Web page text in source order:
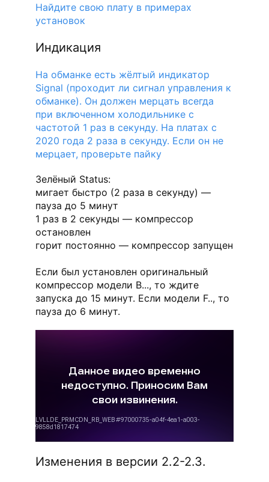
Найдите свою плату в примерах
установок
Индикация
На обманке есть жёлтый индикатор
Signal (проходит ли сигнал управления к
обманке). Он должен мерцать всегда
при включенном холодильнике с
частотой 1 раз в секунду. На платах с
2020 года 2 раза в секунду. Если он не
мерцает, проверьте пайку
Зелёный Status:
мигает быстро (2 раза в секунду) —
пауза до 5 минут
1 раз в 2 секунды — компрессор
остановлен
горит постоянно — компрессор запущен
Если был установлен оригинальный
компрессор модели B..., то ждите
запуска до 15 минут. Если модели F.., то
пауза до 6 минут.
Изменения в версии 2.2-2.3.